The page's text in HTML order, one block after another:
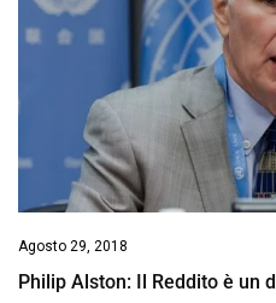
Agosto 29, 2018
Philip Alston: Il Reddito è un